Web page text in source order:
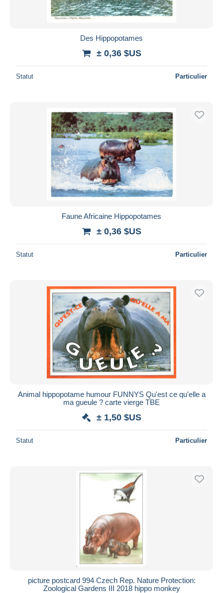
Des Hippopotames
± 0,36 $US
Statut Particulier
Faune Africaine Hippopotames
± 0,36 $US
Statut Particulier
Animal hippopotame humour FUNNYS Qu'est ce qu'elle a
ma gueule ? carte vierge TBE
± 1,50 $US
Statut Particulier
picture postcard 994 Czech Rep. Nature Protection:
Zoological Gardens III 2018 hippo monkey